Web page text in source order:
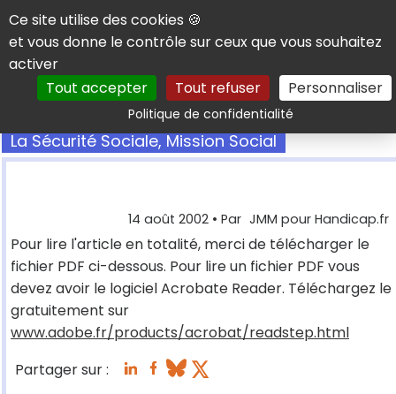
Panneau de gestion des cookies
Ce site utilise des cookies 🍪
et vous donne le contrôle sur ceux que vous souhaitez
activer
Tout accepter
Tout refuser Personnaliser
Politique de confidentialitéRechercher
La Sécurité Sociale, Mission Social
14 août 2002 • Par JMM pour Handicap.fr
Pour lire l'article en totalité, merci de télécharger le
fichier PDF ci-dessous. Pour lire un fichier PDF vous
devez avoir le logiciel Acrobate Reader. Téléchargez le
gratuitement sur
www.adobe.fr/products/acrobat/readstep.html
Partager sur :